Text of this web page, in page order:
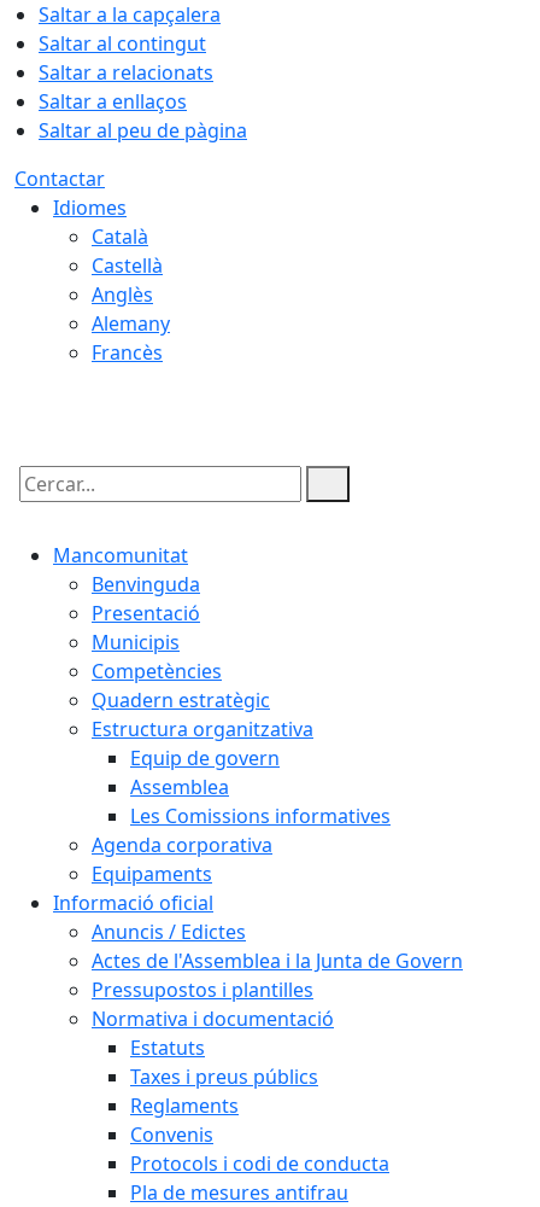
Saltar a la capçalera
Saltar al contingut
Saltar a relacionats
Saltar a enllaços
Saltar al peu de pàgina
Contactar
Idiomes
Català
Castellà
Anglès
Alemany
Francès
Cercar:
Mancomunitat
Benvinguda
Presentació
Municipis
Competències
Quadern estratègic
Estructura organitzativa
Equip de govern
Assemblea
Les Comissions informatives
Agenda corporativa
Equipaments
Informació oficial
Anuncis / Edictes
Actes de l'Assemblea i la Junta de Govern
Pressupostos i plantilles
Normativa i documentació
Estatuts
Taxes i preus públics
Reglaments
Convenis
Protocols i codi de conducta
Pla de mesures antifrau